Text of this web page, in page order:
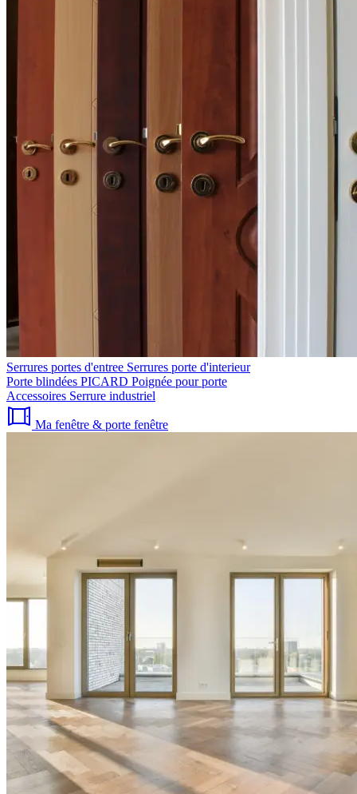
Serrures portes d'entree Serrures porte d'interieur
Porte blindées PICARD Poignée pour porte
Accessoires Serrure industriel
Ma fenêtre & porte fenêtre